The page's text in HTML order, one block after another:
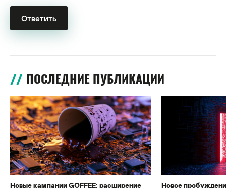
ПОСЛЕДНИЕ ПУБЛИКАЦИИ
Новые кампании GOFFEE: расширение
Новое